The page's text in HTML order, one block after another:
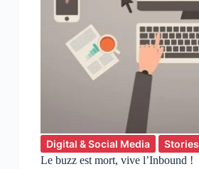
Digital & Social Media
Stories
Le buzz est mort, vive l’Inbound !